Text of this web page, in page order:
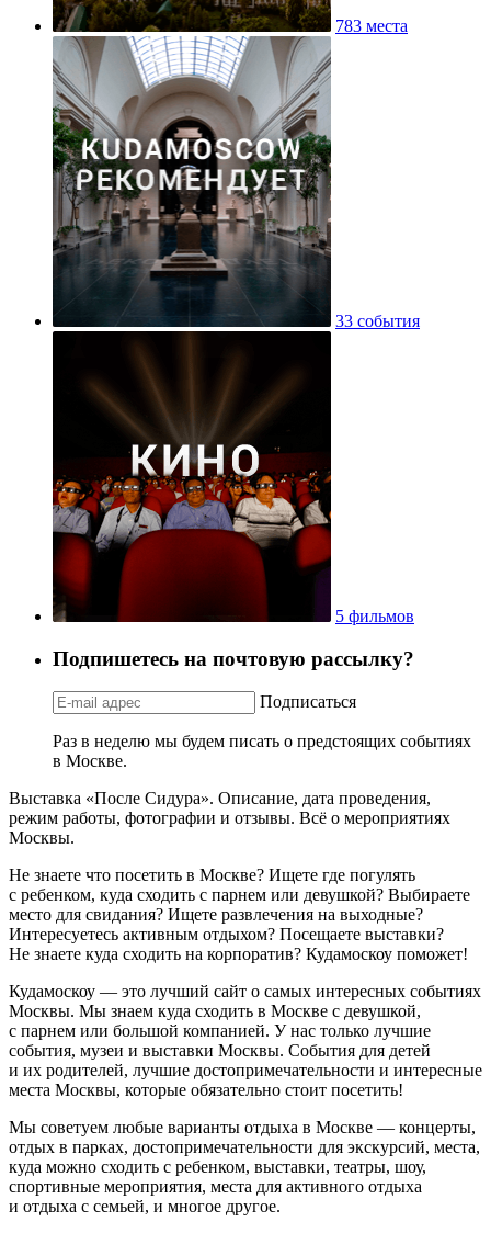
783 места
33 события
5 фильмов
Подпишетесь на почтовую рассылку?
Подписаться
Раз в неделю мы будем писать о предстоящих событиях
в Москве.
Выставка «После Сидура». Описание, дата проведения,
режим работы, фотографии и отзывы. Всё о мероприятиях
Москвы.
Не знаете что посетить в Москве? Ищете где погулять
с ребенком, куда сходить с парнем или девушкой? Выбираете
место для свидания? Ищете развлечения на выходные?
Интересуетесь активным отдыхом? Посещаете выставки?
Не знаете куда сходить на корпоратив? Кудамоскоу поможет!
Кудамоскоу — это лучший сайт о самых интересных событиях
Москвы. Мы знаем куда сходить в Москве с девушкой,
с парнем или большой компанией. У нас только лучшие
события, музеи и выставки Москвы. События для детей
и их родителей, лучшие достопримечательности и интересные
места Москвы, которые обязательно стоит посетить!
Мы советуем любые варианты отдыха в Москве — концерты,
отдых в парках, достопримечательности для экскурсий, места,
куда можно сходить с ребенком, выставки, театры, шоу,
спортивные мероприятия, места для активного отдыха
и отдыха с семьей, и многое другое.